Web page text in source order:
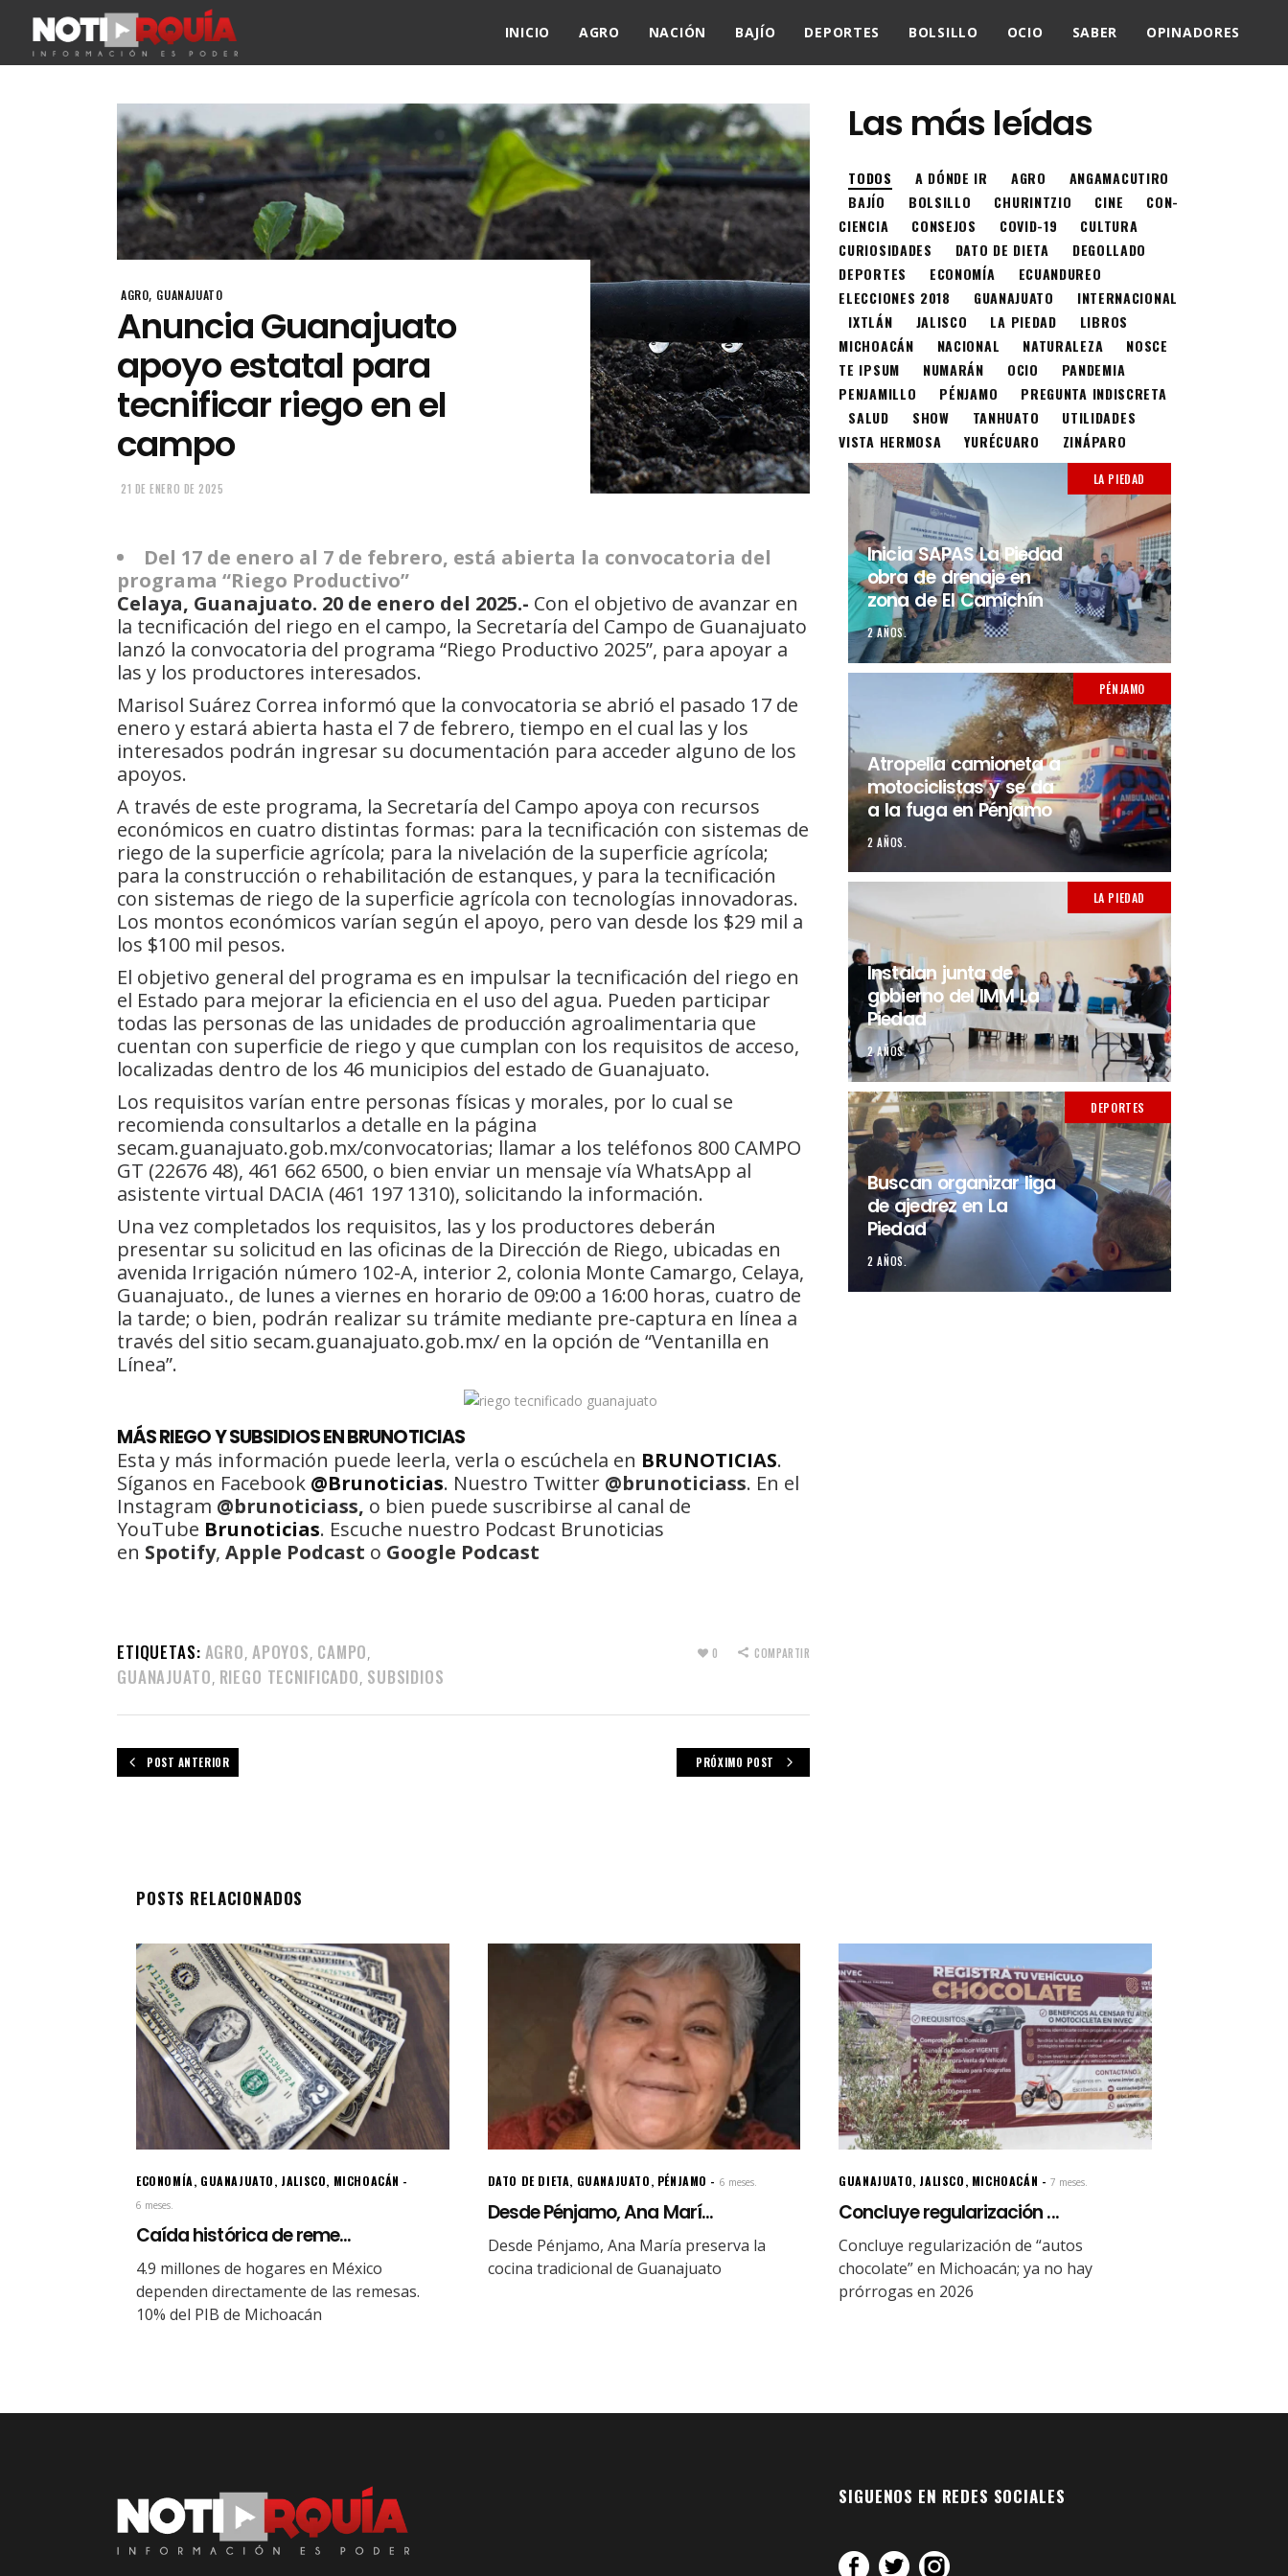
INICIO AGRO NACIÓN BAJÍO DEPORTES BOLSILLO OCIO SABER OPINADORES
AGRO, GUANAJUATO
Anuncia Guanajuato
apoyo estatal para
tecnificar riego en el
campo
21 DE ENERO DE 2025
Del 17 de enero al 7 de febrero, está abierta la convocatoria del
programa “Riego Productivo”
Celaya, Guanajuato. 20 de enero del 2025.- Con el objetivo de avanzar en
la tecnificación del riego en el campo, la Secretaría del Campo de Guanajuato
lanzó la convocatoria del programa “Riego Productivo 2025”, para apoyar a
las y los productores interesados.
Marisol Suárez Correa informó que la convocatoria se abrió el pasado 17 de
enero y estará abierta hasta el 7 de febrero, tiempo en el cual las y los
interesados podrán ingresar su documentación para acceder alguno de los
apoyos.
A través de este programa, la Secretaría del Campo apoya con recursos
económicos en cuatro distintas formas: para la tecnificación con sistemas de
riego de la superficie agrícola; para la nivelación de la superficie agrícola;
para la construcción o rehabilitación de estanques, y para la tecnificación
con sistemas de riego de la superficie agrícola con tecnologías innovadoras.
Los montos económicos varían según el apoyo, pero van desde los $29 mil a
los $100 mil pesos.
El objetivo general del programa es en impulsar la tecnificación del riego en
el Estado para mejorar la eficiencia en el uso del agua. Pueden participar
todas las personas de las unidades de producción agroalimentaria que
cuentan con superficie de riego y que cumplan con los requisitos de acceso,
localizadas dentro de los 46 municipios del estado de Guanajuato.
Los requisitos varían entre personas físicas y morales, por lo cual se
recomienda consultarlos a detalle en la página
secam.guanajuato.gob.mx/convocatorias; llamar a los teléfonos 800 CAMPO
GT (22676 48), 461 662 6500, o bien enviar un mensaje vía WhatsApp al
asistente virtual DACIA (461 197 1310), solicitando la información.
Una vez completados los requisitos, las y los productores deberán
presentar su solicitud en las oficinas de la Dirección de Riego, ubicadas en
avenida Irrigación número 102-A, interior 2, colonia Monte Camargo, Celaya,
Guanajuato., de lunes a viernes en horario de 09:00 a 16:00 horas, cuatro de
la tarde; o bien, podrán realizar su trámite mediante pre-captura en línea a
través del sitio secam.guanajuato.gob.mx/ en la opción de “Ventanilla en
Línea”.
MÁS RIEGO Y SUBSIDIOS EN BRUNOTICIAS
Esta y más información puede leerla, verla o escúchela en BRUNOTICIAS.
Síganos en Facebook @Brunoticias. Nuestro Twitter @brunoticiass. En el
Instagram @brunoticiass, o bien puede suscribirse al canal de
YouTube Brunoticias. Escuche nuestro Podcast Brunoticias
en Spotify, Apple Podcast o Google Podcast
ETIQUETAS: AGRO, APOYOS, CAMPO,
GUANAJUATO, RIEGO TECNIFICADO, SUBSIDIOS
0 COMPARTIR
POST ANTERIOR PRÓXIMO POST
Las más leídas
TODOS A DÓNDE IR AGRO
ANGAMACUTIRO
BAJÍO
BOLSILLO CHURINTZIO CINE
CON-
CIENCIA
CONSEJOS COVID-19
CULTURA
CURIOSIDADES
DATO DE DIETA
DEGOLLADO
DEPORTES
ECONOMÍA
ECUANDUREO
ELECCIONES 2018
GUANAJUATO
INTERNACIONAL
IXTLÁN
JALISCO LA PIEDAD
LIBROS
MICHOACÁN
NACIONAL NATURALEZA
NOSCE
TE IPSUM
NUMARÁN OCIO
PANDEMIA
PENJAMILLO
PÉNJAMO
PREGUNTA INDISCRETA
SALUD
SHOW TANHUATO
UTILIDADES
VISTA HERMOSA
YURÉCUARO ZINÁPARO
LA PIEDAD
Inicia SAPAS La Piedad
obra de drenaje en
zona de El Camichín
2 AÑOS.
PÉNJAMO
Atropella camioneta a
motociclistas y se da
a la fuga en Pénjamo
2 AÑOS.
LA PIEDAD
Instalan junta de
gobierno del IMM La
Piedad
2 AÑOS.
DEPORTES
Buscan organizar liga
de ajedrez en La
Piedad
2 AÑOS.
POSTS RELACIONADOS
ECONOMÍA, GUANAJUATO, JALISCO, MICHOACÁN
6 meses.
Caída histórica de reme...
4.9 millones de hogares en México
dependen directamente de las remesas.
10% del PIB de Michoacán
DATO DE DIETA, GUANAJUATO, PÉNJAMO 6 meses.
Desde Pénjamo, Ana Marí...
Desde Pénjamo, Ana María preserva la
cocina tradicional de Guanajuato
GUANAJUATO, JALISCO, MICHOACÁN 7 meses.
Concluye regularización ...
Concluye regularización de “autos
chocolate” en Michoacán; ya no hay
prórrogas en 2026
SIGUENOS EN REDES SOCIALES